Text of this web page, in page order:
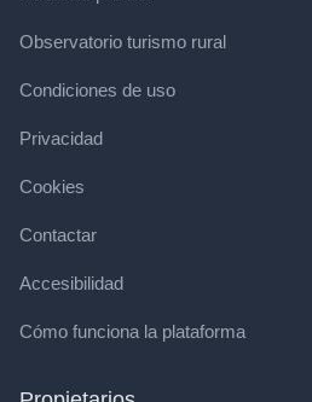
Observatorio turismo rural
Condiciones de uso
Privacidad
Cookies
Contactar
Accesibilidad
Cómo funciona la plataforma